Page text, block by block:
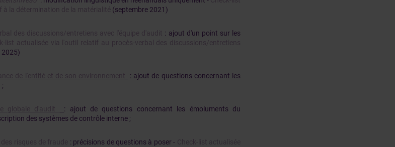
à la détermination de la matérialité (septembre 2021)
des discussions/entretiens avec l'équipe d'audit : ajout d'un point sur les
list actualisée via l'outil relatif au procès-verbal des discussions/entretiens
2025)
de l'entité et de son environnement
: ajout de questions concernant les
;
globale d'audit
: ajout de questions concernant les émoluments du
des systèmes de contrôle interne ;
risques de fraude : précisions de questions à poser - Check-list actualisée